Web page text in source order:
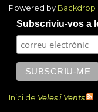
Powered by Backdrop
Subscriviu-vos a
Inici de Veles i Vents